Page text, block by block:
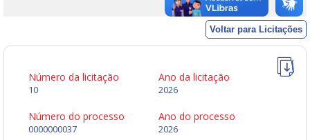
Voltar para Licitações
Número da licitação
10
Ano da licitação
2026
Número do processo
0000000037
Ano do processo
2026